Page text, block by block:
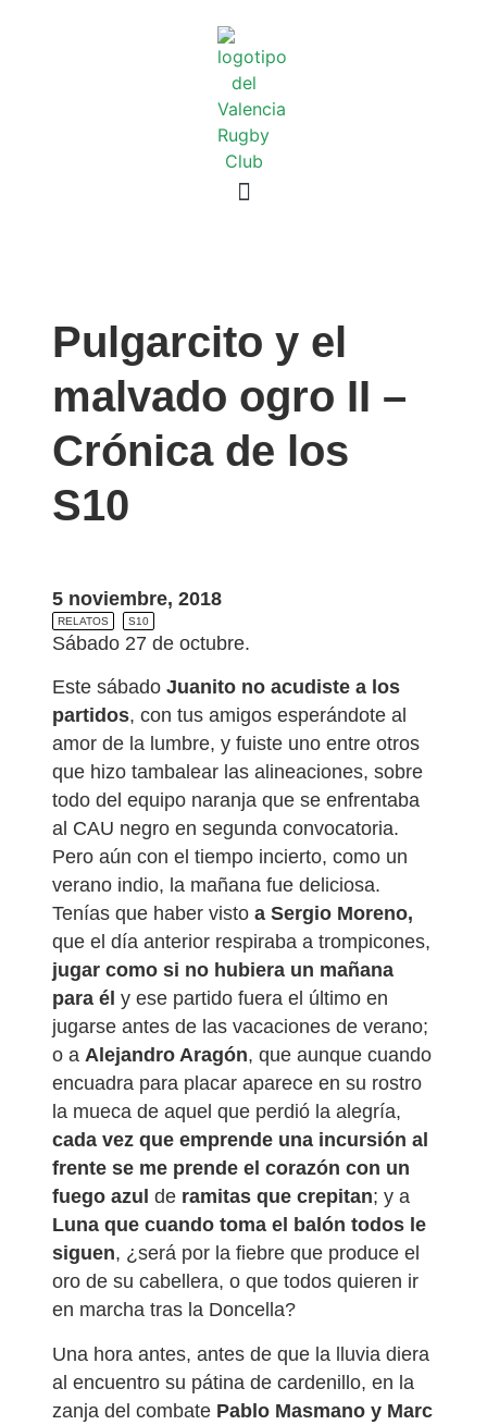
Pulgarcito y el
malvado ogro II –
Crónica de los
S10
5 noviembre, 2018
RELATOS S10
Sábado 27 de octubre.
Este sábado Juanito no acudiste a los
partidos, con tus amigos esperándote al
amor de la lumbre, y fuiste uno entre otros
que hizo tambalear las alineaciones, sobre
todo del equipo naranja que se enfrentaba
al CAU negro en segunda convocatoria.
Pero aún con el tiempo incierto, como un
verano indio, la mañana fue deliciosa.
Tenías que haber visto a Sergio Moreno,
que el día anterior respiraba a trompicones,
jugar como si no hubiera un mañana
para él y ese partido fuera el último en
jugarse antes de las vacaciones de verano;
o a Alejandro Aragón, que aunque cuando
encuadra para placar aparece en su rostro
la mueca de aquel que perdió la alegría,
cada vez que emprende una incursión al
frente se me prende el corazón con un
fuego azul de ramitas que crepitan; y a
Luna que cuando toma el balón todos le
siguen, ¿será por la fiebre que produce el
oro de su cabellera, o que todos quieren ir
en marcha tras la Doncella?
Una hora antes, antes de que la lluvia diera
al encuentro su pátina de cardenillo, en la
zanja del combate Pablo Masmano y Marc